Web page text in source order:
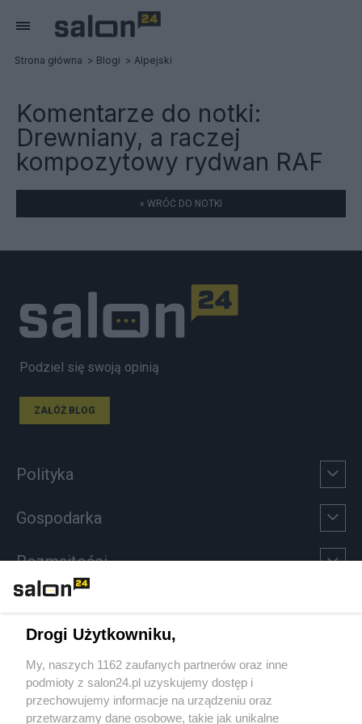
Strona główna Blogi Alpejski
Komentarze do notki:
Drewniany, a raczej
kompozytowy rydwan RAF
« WRÓĆ DO NOTKI
Podziel się swoją opinią
ZAŁÓŻ BLOG
Polityka
Gospodarka
Rozmaitości
Sport
Społeczeństwo
Drogi Użytkowniku,
My, naszych 1162 zaufanych partnerów oraz inne
podmioty z salon24.pl uzyskujemy dostęp i
przechowujemy informacje na urządzeniu oraz
przetwarzamy dane osobowe, takie jak unikalne